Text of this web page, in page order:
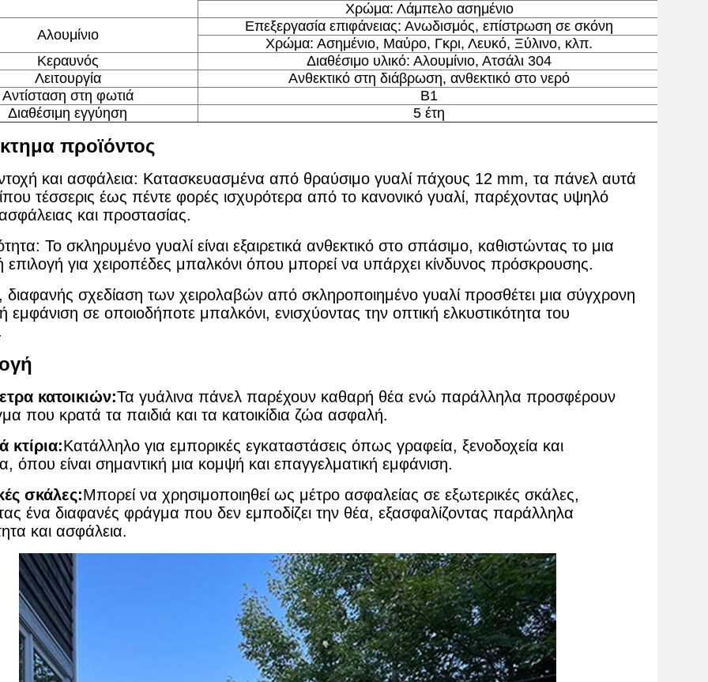
Χρώμα: Λάμπελο ασημένιο
Αλουμίνιο
Επεξεργασία επιφάνειας: Ανωδισμός, επίστρωση σε σκόνη
Χρώμα: Ασημένιο, Μαύρο, Γκρι, Λευκό, Ξύλινο, κλπ.
Κεραυνός
Διαθέσιμο υλικό: Αλουμίνιο, Ατσάλι 304
Λειτουργία
Ανθεκτικό στη διάβρωση, ανθεκτικό στο νερό
Αντίσταση στη φωτιά
Β1
Διαθέσιμη εγγύηση
5 έτη
προϊόντος
και ασφάλεια: Κατασκευασμένα από θραύσιμο γυαλί πάχους 12 mm, τα πάνελ αυτά
τέσσερις έως πέντε φορές ισχυρότερα από το κανονικό γυαλί, παρέχοντας υψηλό
και προστασίας.
Το σκληρυμένο γυαλί είναι εξαιρετικά ανθεκτικό στο σπάσιμο, καθιστώντας το μια
επιλογή για χειροπέδες μπαλκόνι όπου μπορεί να υπάρχει κίνδυνος πρόσκρουσης.
σχεδίαση των χειρολαβών από σκληροποιημένο γυαλί προσθέτει μια σύγχρονη
εμφάνιση σε οποιοδήποτε μπαλκόνι, ενισχύοντας την οπτική ελκυστικότητα του
κατοικιών:Τα γυάλινα πάνελ παρέχουν καθαρή θέα ενώ παράλληλα προσφέρουν
που κρατά τα παιδιά και τα κατοικίδια ζώα ασφαλή.
κτίρια:Κατάλληλο για εμπορικές εγκαταστάσεις όπως γραφεία, ξενοδοχεία και
όπου είναι σημαντική μια κομψή και επαγγελματική εμφάνιση.
σκάλες:Μπορεί να χρησιμοποιηθεί ως μέτρο ασφαλείας σε εξωτερικές σκάλες,
ένα διαφανές φράγμα που δεν εμποδίζει την θέα, εξασφαλίζοντας παράλληλα
και ασφάλεια.